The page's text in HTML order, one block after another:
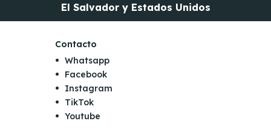
El Salvador y Estados Unidos
Contacto
Whatsapp
Facebook
Instagram
TikTok
Youtube